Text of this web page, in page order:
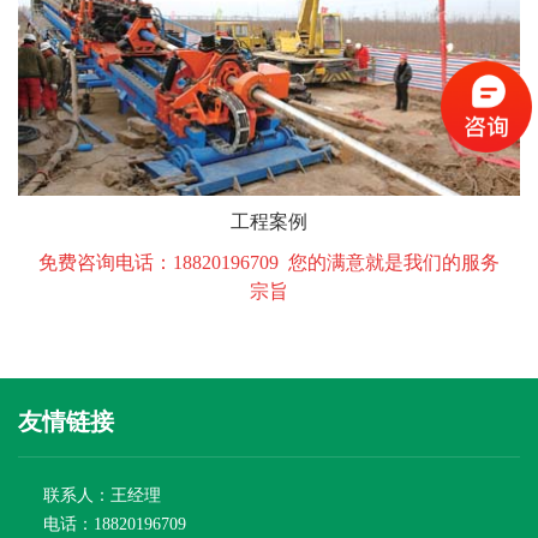
工程案例
免费咨询电话：18820196709 您的满意就是我们的服务
宗旨
友情链接
联系人：王经理
电话：18820196709